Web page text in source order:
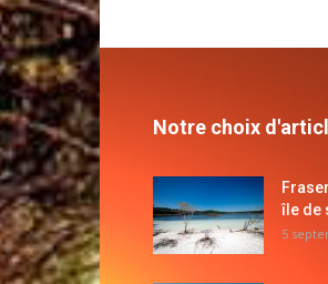
Notre choix
île de
5